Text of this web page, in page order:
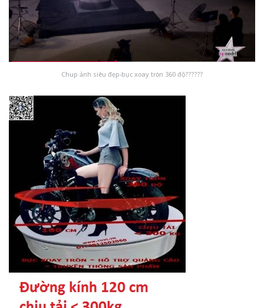
Chup ảnh siêu đẹp-bục xoay tròn 360 độ??????